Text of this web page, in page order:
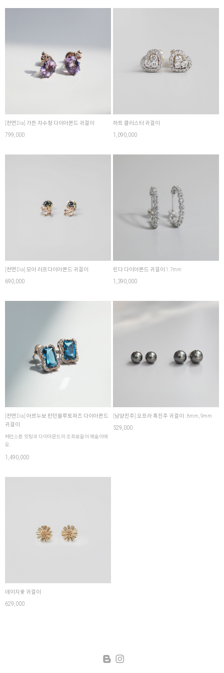
[천연Dia] 가든 자수정 다이아몬드 귀걸이
799,000
하트 클러스터 귀걸이
1,090,000
[천연Dia] 모아 러프다이아몬드 귀걸이
690,000
린다 다이아몬드 귀걸이 1.7mm
1,390,000
[천연Dia] 아르누보 런던블루토파즈 다이아몬드
귀걸이
메인스톤 컷팅과 다이아몬드의 조화로움이 예술이에
요.
1,490,000
[남양진주] 오프라 흑진주 귀걸이 : 8mm, 9mm
529,000
데이지꽃 귀걸이
629,000